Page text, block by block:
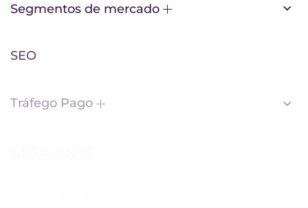
Segmentos de mercado
SEO
Tráfego Pago